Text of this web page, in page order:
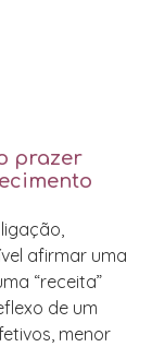
prazer
afirmar uma
“receita”
de um
menor